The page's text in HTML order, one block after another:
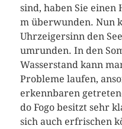
sind, haben Sie einen
m überwunden. Nun
Uhrzeigersinn den
umrunden. In den
Wasserstand kann
Probleme laufen,
erkennbaren
do Fogo besitzt sehr
sich auch erfrischen